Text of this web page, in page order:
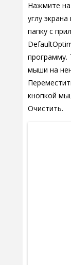
Нажмите
углу
папку с
программу.
мыши на
кнопкой
Очистить.